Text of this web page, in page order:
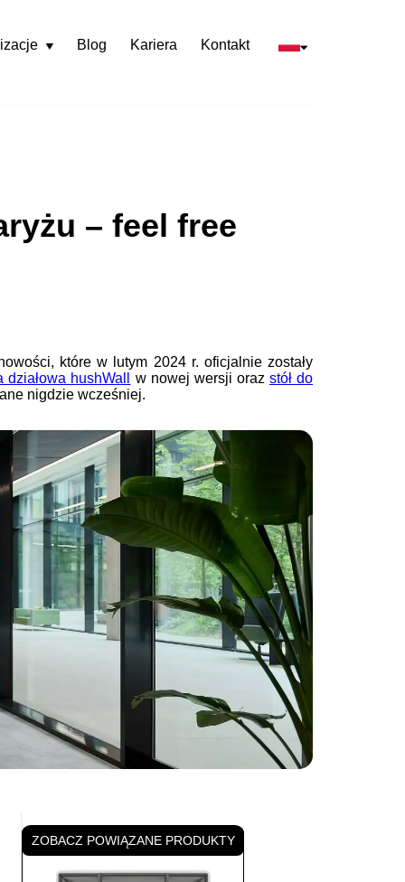
Rozwiń
Blog Kariera Kontakt
– feel free
które w lutym 2024 r. oficjalnie zostały
hushWall w nowej wersji oraz stół do
nigdzie wcześniej.
ZOBACZ POWIĄZANE PRODUKTY